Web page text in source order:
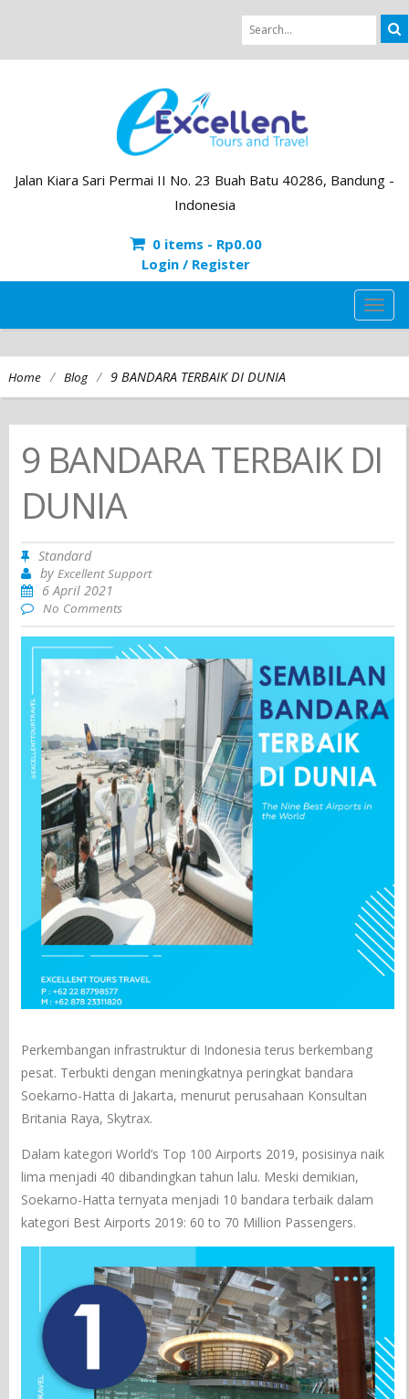
Jalan Kiara Sari Permai II No. 23 Buah Batu 40286, Bandung -
Indonesia
0 items - Rp0.00
Login / Register
Home / Blog / 9 BANDARA TERBAIK DI DUNIA
9 BANDARA TERBAIK DI
DUNIA
Standard
byExcellent Support
6 April 2021
No Comments
Perkembangan infrastruktur di Indonesia terus berkembang
pesat. Terbukti dengan meningkatnya peringkat bandara
Soekarno-Hatta di Jakarta, menurut perusahaan Konsultan
Britania Raya, Skytrax.
Dalam kategori World’s Top 100 Airports 2019, posisinya naik
lima menjadi 40 dibandingkan tahun lalu. Meski demikian,
Soekarno-Hatta ternyata menjadi 10 bandara terbaik dalam
kategori Best Airports 2019: 60 to 70 Million Passengers.